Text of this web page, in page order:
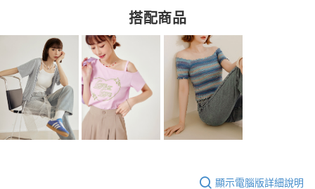
搭配商品
顯示電腦版詳細說明